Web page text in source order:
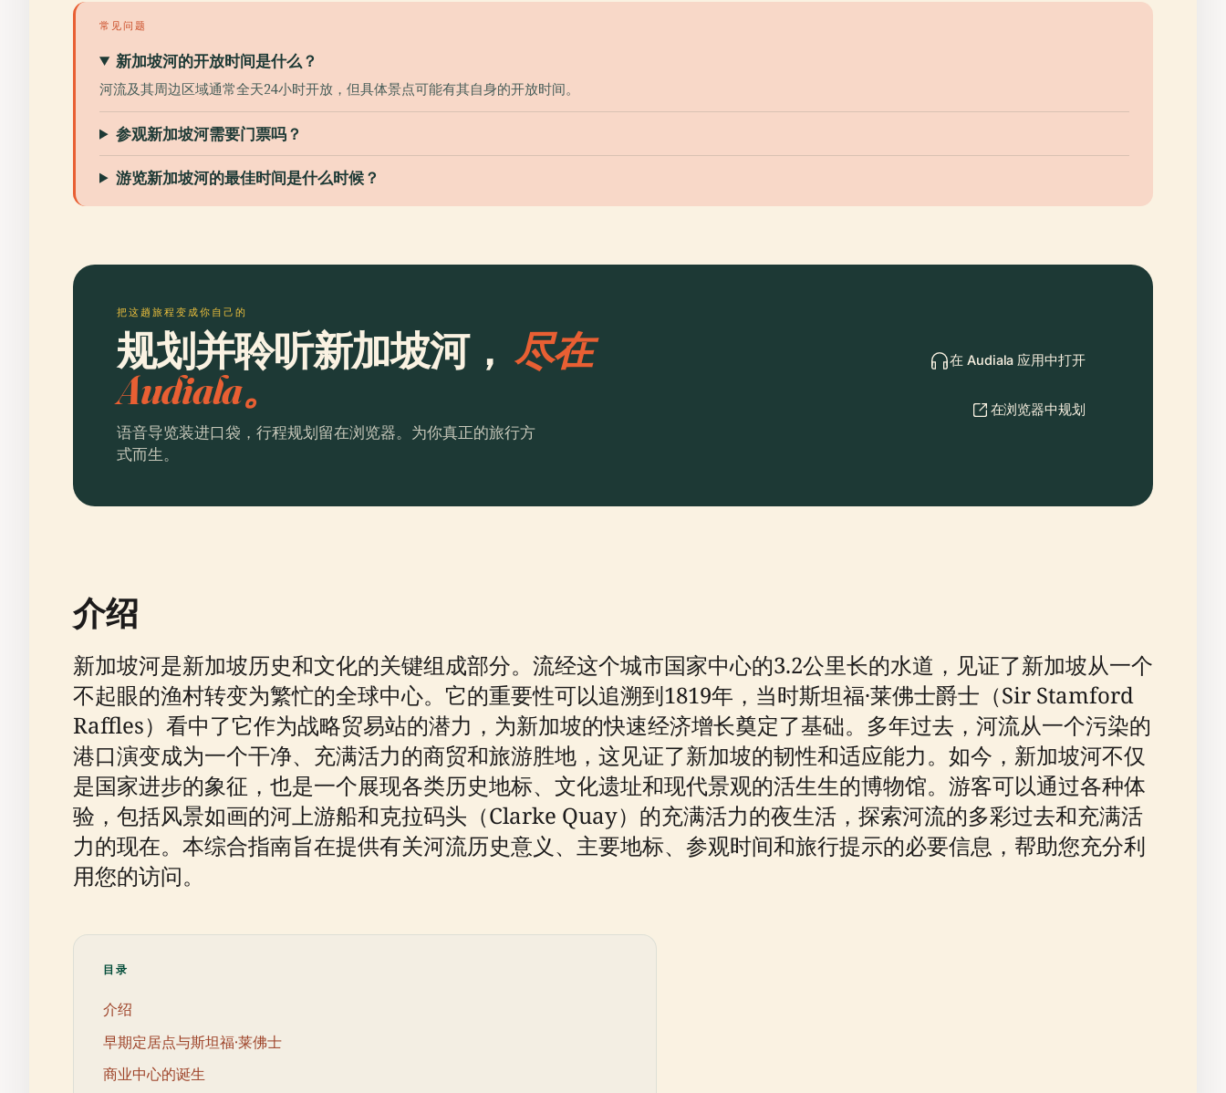
常见问题
新加坡河的开放时间是什么？
河流及其周边区域通常全天24小时开放，但具体景点可能有其自身的开放时间。
参观新加坡河需要门票吗？
游览新加坡河的最佳时间是什么时候？
把这趟旅程变成你自己的
规划并聆听新加坡河， 尽在
Audiala。
语音导览装进口袋，行程规划留在浏览器。为你真正的旅行方
式而生。
在 Audiala 应用中打开
在浏览器中规划
介绍
新加坡河是新加坡历史和文化的关键组成部分。流经这个城市国家中心的3.2公里长的水道，见证了新加坡从一个
不起眼的渔村转变为繁忙的全球中心。它的重要性可以追溯到1819年，当时斯坦福·莱佛士爵士（Sir Stamford
Raffles）看中了它作为战略贸易站的潜力，为新加坡的快速经济增长奠定了基础。多年过去，河流从一个污染的
港口演变成为一个干净、充满活力的商贸和旅游胜地，这见证了新加坡的韧性和适应能力。如今，新加坡河不仅
是国家进步的象征，也是一个展现各类历史地标、文化遗址和现代景观的活生生的博物馆。游客可以通过各种体
验，包括风景如画的河上游船和克拉码头（Clarke Quay）的充满活力的夜生活，探索河流的多彩过去和充满活
力的现在。本综合指南旨在提供有关河流历史意义、主要地标、参观时间和旅行提示的必要信息，帮助您充分利
用您的访问。
目录
介绍
早期定居点与斯坦福·莱佛士
商业中心的诞生